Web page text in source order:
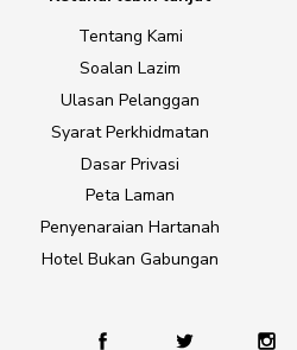
Tentang Kami
Soalan Lazim
Ulasan Pelanggan
Syarat Perkhidmatan
Dasar Privasi
Peta Laman
Penyenaraian Hartanah
Hotel Bukan Gabungan